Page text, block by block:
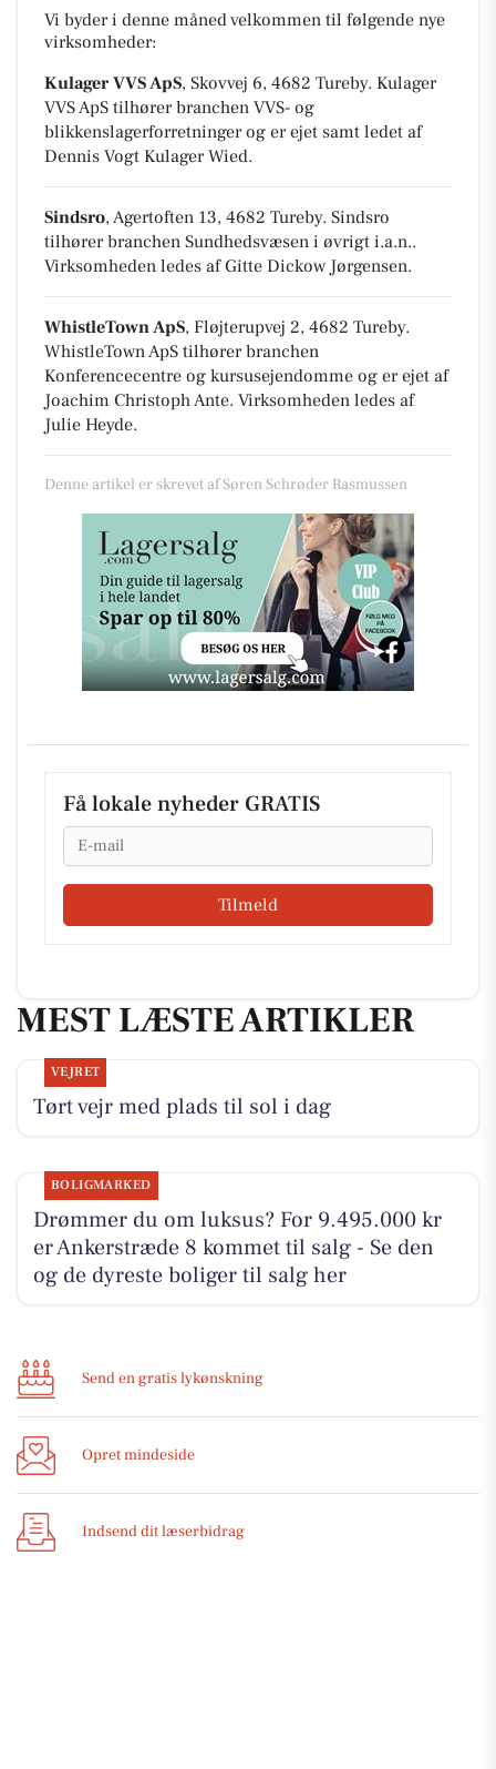
Vi byder i denne måned velkommen til følgende nye
virksomheder:
Kulager VVS ApS, Skovvej 6, 4682 Tureby. Kulager
VVS ApS tilhører branchen VVS- og
blikkenslagerforretningerog er ejet samt ledet af
Dennis Vogt Kulager Wied.
Sindsro, Agertoften 13, 4682 Tureby. Sindsro
tilhører branchen Sundhedsvæsen i øvrigt i.a.n..
Virksomheden ledes af Gitte Dickow Jørgensen.
WhistleTown ApS, Fløjterupvej 2, 4682 Tureby.
WhistleTown ApS tilhører branchen
Konferencecentre og kursusejendomme og er ejet af
Joachim Christoph Ante. Virksomheden ledes af
Julie Heyde.
Denne artikel er skrevet af Søren Schrøder Rasmussen
Få lokale nyheder GRATIS
Email
Tilmeld
MEST LÆSTE ARTIKLER
VEJRET
Tørt vejr med plads til sol i dag
BOLIGMARKED
Drømmer du om luksus? For 9.495.000 kr
er Ankerstræde 8 kommet til salg - Se den
og de dyreste boliger til salg her
Send en gratis lykønskning
Opret mindeside
Indsend dit læserbidrag